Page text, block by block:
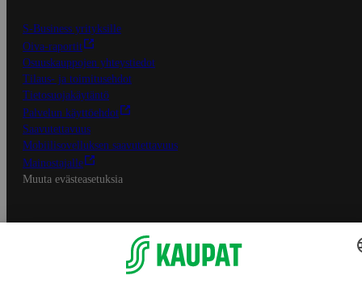
S-Business yrityksille
Oiva-raportit
Osuuskauppojen yhteystiedot
Tilaus- ja toimitusehdot
Tietosuojakäytäntö
Palvelun käyttöehdot
Saavutettavuus
Mobiilisovelluksen saavutettavuus
Mainostajalle
Muuta evästeasetuksia
S-ryhmän palvelut